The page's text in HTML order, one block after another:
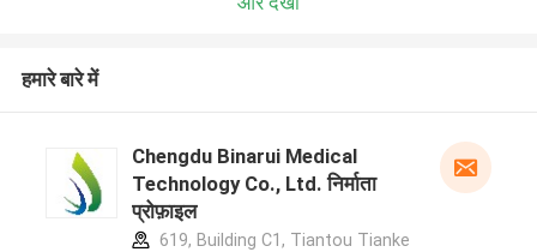
हमारे बारे में
Chengdu Binarui Medical
Technology Co., Ltd. निर्माता
प्रोफ़ाइल
619, Building C1, Tiantou Tianke